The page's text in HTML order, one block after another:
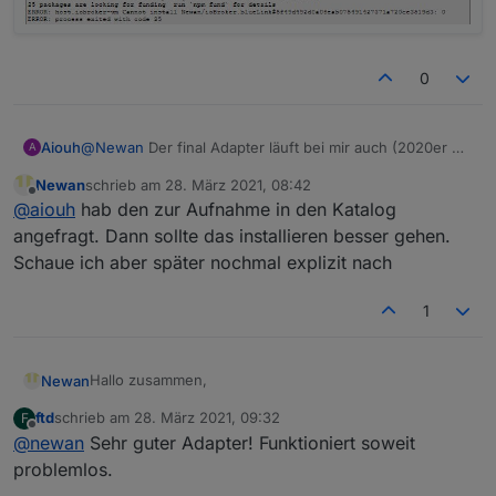
0
A Aiouh@Newan Der final Adapter läuft bei mir auch (2020er Kia
Was noch irritiert ist die Fehlermeldung bei der
Installation, die wir ja am Anfang schon hatten.
Funktionieren tut es trotzdem :)
Offline
Newanschrieb am 28. März 2021, 08:42
zuletzt editiert von
@aiouh hab den zur Aufnahme in den Katalog
angefragt. Dann sollte das installieren besser gehen.
Schaue ich aber später nochmal explizit nach
1
NewanHallo zusammen,
nachdem unter
https://github.com/ioBroker/AdapterRequests/issues/4
03
Ich selber besitze kein Auto von Hyundai oder Kia und
F ftdschrieb am 28. März 2021, 09:32
zuletzt editiert von
@newan Sehr guter Adapter! Funktioniert soweit
problemlos.